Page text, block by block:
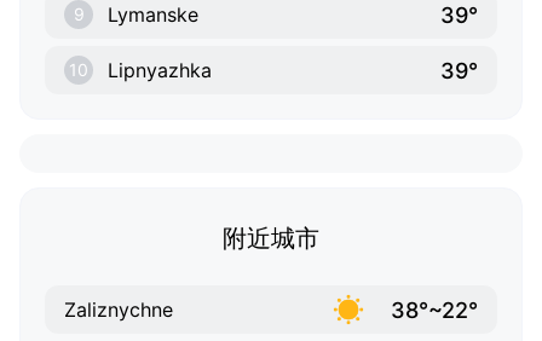
9 Lymanske 39°
10 Lipnyazhka 39°
附近城市
Zaliznychne 38°~22°